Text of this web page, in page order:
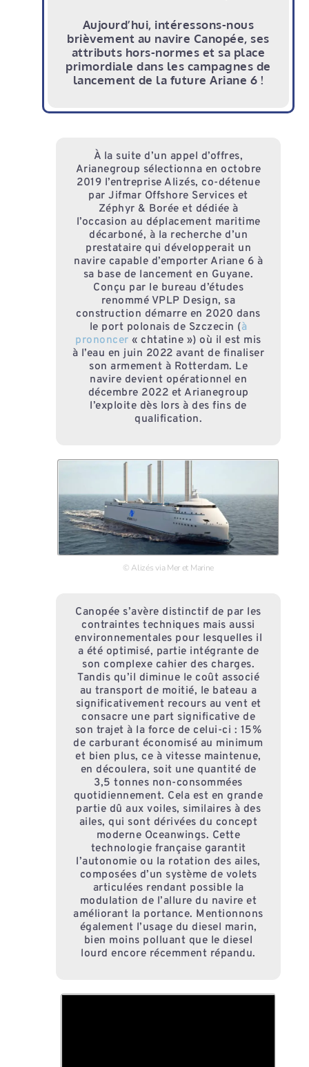
Aujourd’hui, intéressons-nous
brièvement au navire Canopée, ses
attributs hors-normes et sa place
primordiale dans les campagnes de
lancement de la future Ariane 6 !
À la suite d’un appel d’offres,
Arianegroup sélectionna en octobre
2019 l’entreprise Alizés, co-détenue
par Jifmar Offshore Services et
Zéphyr & Borée et dédiée à
l’occasion au déplacement maritime
décarboné, à la recherche d’un
prestataire qui développerait un
navire capable d’emporter Ariane 6 à
sa base de lancement en Guyane.
Conçu par le bureau d’études
renommé VPLP Design, sa
construction démarre en 2020 dans
le port polonais de Szczecin (à
prononcer « chtatine ») où il est mis
à l’eau en juin 2022 avant de finaliser
son armement à Rotterdam. Le
navire devient opérationnel en
décembre 2022 et Arianegroup
l’exploite dès lors à des fins de
qualification.
© Alizés via Mer et Marine
Canopée s’avère distinctif de par les
contraintes techniques mais aussi
environnementales pour lesquelles il
a été optimisé, partie intégrante de
son complexe cahier des charges.
Tandis qu’il diminue le coût associé
au transport de moitié, le bateau a
significativement recours au vent et
consacre une part significative de
son trajet à la force de celui-ci : 15%
de carburant économisé au minimum
et bien plus, ce à vitesse maintenue,
en découlera, soit une quantité de
3,5 tonnes non-consommées
quotidiennement. Cela est en grande
partie dû aux voiles, similaires à des
ailes, qui sont dérivées du concept
moderne Oceanwings. Cette
technologie française garantit
l’autonomie ou la rotation des ailes,
composées d’un système de volets
articulées rendant possible la
modulation de l’allure du navire et
améliorant la portance. Mentionnons
également l’usage du diesel marin,
bien moins polluant que le diesel
lourd encore récemment répandu.